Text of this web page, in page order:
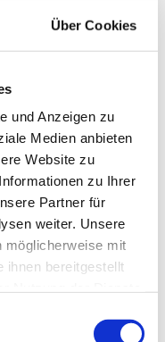
Über Cookies
und Anzeigen zu
Medien anbieten
Website zu
zu Ihrer
Partner für
weiter. Unsere
möglicherweise mit
ihnen bereitgestellt